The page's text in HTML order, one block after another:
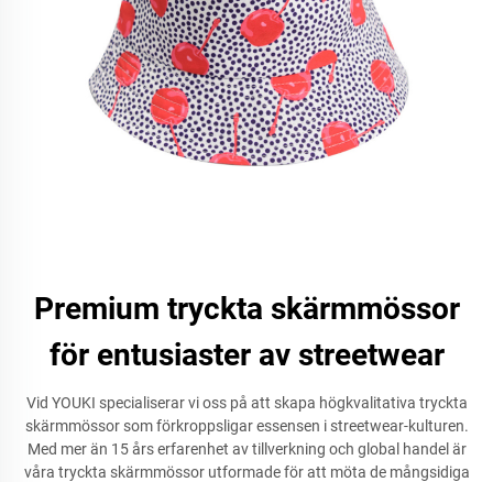
Premium tryckta skärmmössor
för entusiaster av streetwear
Vid YOUKI specialiserar vi oss på att skapa högkvalitativa tryckta
skärmmössor som förkroppsligar essensen i streetwear-kulturen.
Med mer än 15 års erfarenhet av tillverkning och global handel är
våra tryckta skärmmössor utformade för att möta de mångsidiga